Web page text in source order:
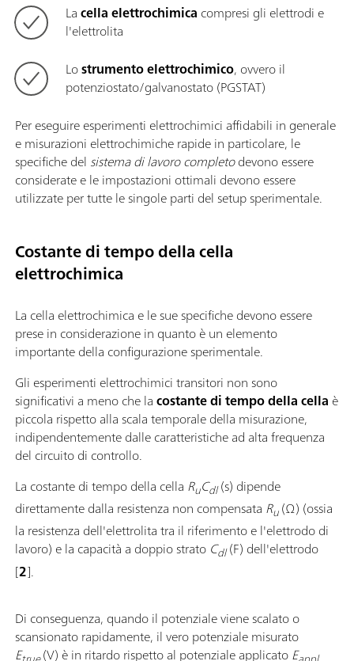
Lacella elettrochimica compresi gli elettrodi e
l'elettrolita
Lostrumento elettrochimico, ovvero il
potenziostato/galvanostato (PGSTAT)
Per eseguire esperimenti elettrochimici affidabili in generale
e misurazioni elettrochimiche rapide in particolare, le
specifiche del sistema di lavoro completodevono essere
considerate e le impostazioni ottimali devono essere
utilizzate per tutte le singole parti del setup sperimentale.
Costante di tempo della cella
elettrochimica
La cella elettrochimica e le sue specifiche devono essere
prese in considerazione in quanto è un elemento
importante della configurazione sperimentale.
Gli esperimenti elettrochimici transitori non sono
significativi a meno che lacostante di tempo della cella è
piccola rispetto alla scala temporale della misurazione,
indipendentemente dalle caratteristiche ad alta frequenza
del circuito di controllo.
La costante di tempo della cella RuCdl(s) dipende
direttamente dalla resistenza non compensata Ru(Ω) (ossia
la resistenza dell'elettrolita tra il riferimento e l'elettrodo di
lavoro) e la capacità a doppio strato Cdl(F) dell'elettrodo
[2].
Di conseguenza, quando il potenziale viene scalato o
scansionato rapidamente, il vero potenziale misurato
E
(V) è in ritardo rispetto al potenziale applicatoE